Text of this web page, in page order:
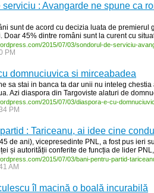
serviciu : Avangarde ne spune ca
sunt de acord cu decizia luata de premierul
Doar 45% dintre români sunt la curent cu
2015/07/03/sondorul-de-serviciu-
PM
domnuciuvica si mirceabadea
sa stai in banca ta dar unii nu inteleg
Azi diaspora din Targoviste alaturi de
2015/07/03/diaspora-e-cu-
PM
: Tariceanu, ai idee cine
de ani), vicepresedinte PNL, a fost pus ieri
și autorității conferite de funcția de lider
2015/07/03/bani-pentru-partid-
AM
îl macină o boală incurabilă